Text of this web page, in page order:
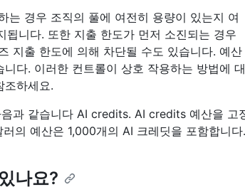
는 경우 조직의 풀에 여전히 용량이 있는지 여
니다. 또한 지출 한도가 먼저 소진되는 경우
지출 한도에 의해 차단될 수도 있습니다. 예산
다. 이러한 컨트롤이 상호 작용하는 방법에 대
조하세요.
과 같습니다 AI credits. AI credits 예산을 고
의 예산은 1,000개의 AI 크레딧을 포함합니다.
나요?